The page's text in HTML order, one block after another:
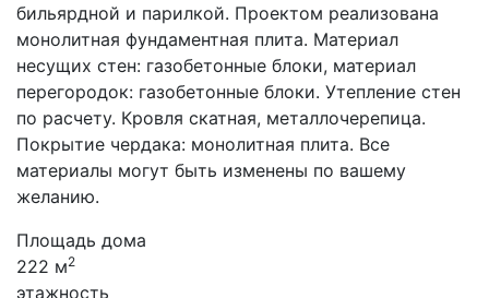
бильярдной и парилкой. Проектом реализована
монолитная фундаментная плита. Материал
несущих стен: газобетонные блоки, материал
перегородок: газобетонные блоки. Утепление стен
по расчету. Кровля скатная, металлочерепица.
Покрытие чердака: монолитная плита. Все
материалы могут быть изменены по вашему
желанию.
Площадь дома
222 м2
этажность